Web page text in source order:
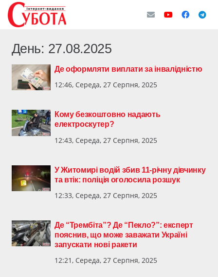
День: 27.08.2025
Де оформляти виплати за інвалідністю
12:46, Середа, 27 Серпня, 2025
Кому безкоштовно надають
електроскутер?
12:43, Середа, 27 Серпня, 2025
У Житомирі водій збив 11-річну дівчинку
та втік: поліція оголосила розшук
12:33, Середа, 27 Серпня, 2025
Де “Трембіта”? Де “Пекло?”: експерт
пояснив, що може заважати Україні
запускати нові ракети
12:21, Середа, 27 Серпня, 2025